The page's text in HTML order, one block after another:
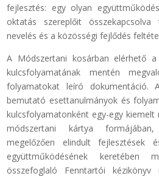
fejlesztés: egy olyan
oktatás szereplőit
nevelés és a közösségi fejlődés
A Módszertani kosárban elérhető
kulcsfolyamatának mentén
folyamatokat leíró dokumentáció.
bemutató esettanulmányok és
kulcsfolyamatonként egy-egy
módszertani kártya
megelőzően elindult fejlesztések
együttműködésének keretében
összefoglaló Fenntartói